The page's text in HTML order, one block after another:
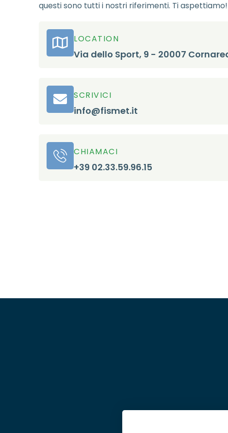
questi sono tutti i nostri riferimenti. Ti
LOCATION
Via dello Sport, 9 - 20007
SCRIVICI
info@fismet.it
CHIAMACI
+39 02.33.59.96.15